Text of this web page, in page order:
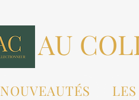
AU
NOUVEAUTÉS